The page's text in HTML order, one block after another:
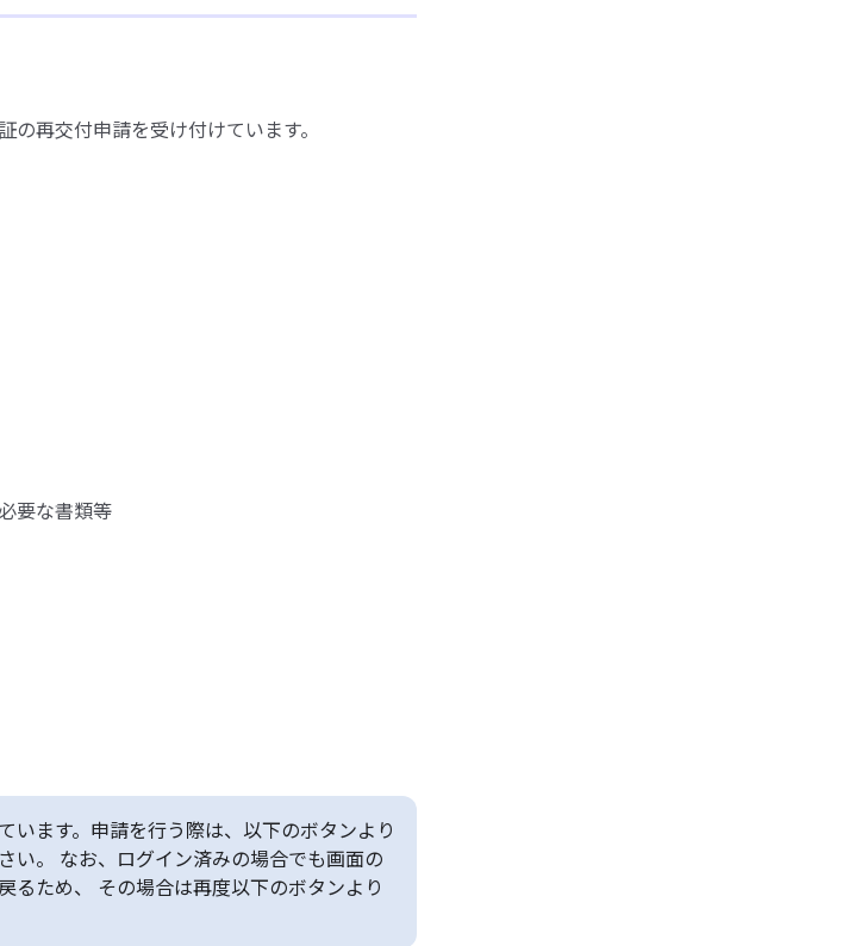
再交付申請を受け付けています。
要な書類等
います。申請を行う際は、以下のボタンより
い。 なお、ログイン済みの場合でも画面の
るため、 その場合は再度以下のボタンより